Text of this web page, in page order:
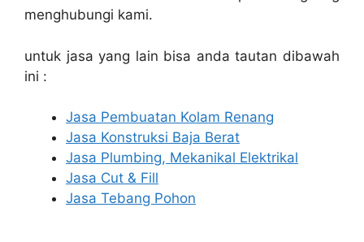
menghubungi kami.
untuk jasa yang lain bisa anda tautan dibawah
ini :
Jasa Pembuatan Kolam Renang
Jasa Konstruksi Baja Berat
Jasa Plumbing, Mekanikal Elektrikal
Jasa Cut & Fill
Jasa Tebang Pohon